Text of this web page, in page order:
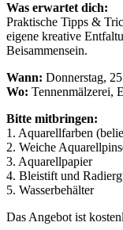
Was erwartet dich:
Praktische Tipps &
eigene kreative
Beisammensein.
Wann: Donnerstag,
Wo: Tennenmälzerei,
Bitte mitbringen:
1. Aquarellfarben
2. Weiche
3. Aquarellpapier
4. Bleistift und
5. Wasserbehälter
Das Angebot ist